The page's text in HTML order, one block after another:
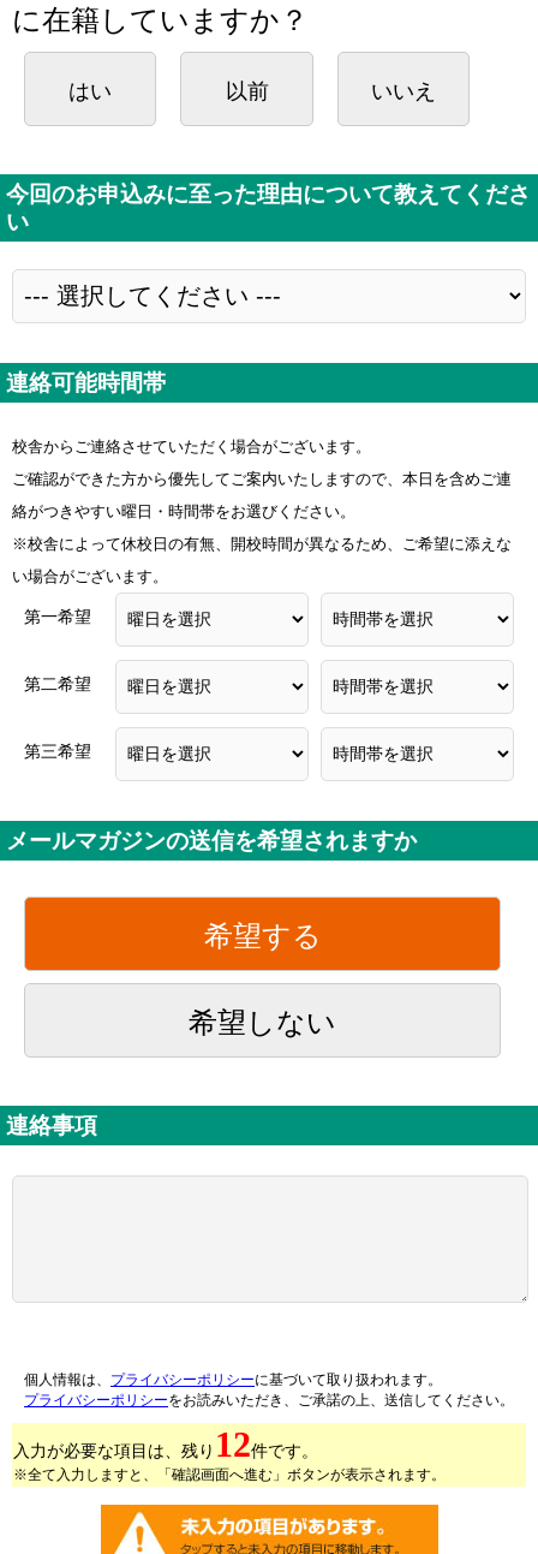
に在籍していますか？
はい 以前 いいえ
今回のお申込みに至った理由について教えてくださ
い
連絡可能時間帯
校舎からご連絡させていただく場合がございます。
ご確認ができた方から優先してご案内いたしますので、本日を含めご連
絡がつきやすい曜日・時間帯をお選びください。
※校舎によって休校日の有無、開校時間が異なるため、ご希望に添えな
い場合がございます。
第一希望
第二希望
第三希望
メールマガジンの送信を希望されますか
希望する
希望しない
連絡事項
個人情報は、 プライバシーポリシーに基づいて取り扱われます。
プライバシーポリシーをお読みいただき、ご承諾の上、送信してください。
入力が必要な項目は、残り 12件です。
※全て入力しますと、「確認画面へ進む」ボタンが表示されます。